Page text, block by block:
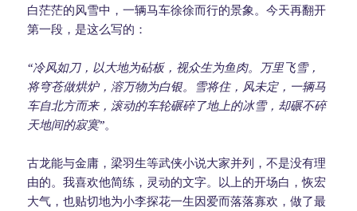
白茫茫的风雪中，一辆马车徐徐而行的景象。今天再翻开
第一段，是这么写的：
“冷风如刀，以大地为砧板，视众生为鱼肉。万里飞雪，
将穹苍做烘炉，溶万物为白银。雪将住，风未定，一辆马
车自北方而来，滚动的车轮碾碎了地上的冰雪，却碾不碎
天地间的寂寞”。
古龙能与金庸，梁羽生等武侠小说大家并列，不是没有理
由的。我喜欢他简练，灵动的文字。以上的开场白，恢宏
大气，也贴切地为小李探花一生因爱而落落寡欢，做了最